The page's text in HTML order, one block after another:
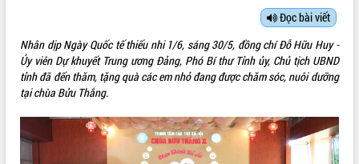
SỞ, BAN, NGÀNH
UBND CÁC XÃ, PHƯỜNG
THÔNG TIN CHỈ ĐẠO ĐIỀU HÀNH
HỆ THỐNG VĂN BẢN
Đọc bài viết
Nhân dịp Ngày Quốc tế thiếu nhi 1/6, sáng 30/5, đồng chí Đỗ Hữu Huy -
Ủy viên Dự khuyết Trung ương Đảng, Phó Bí thư Tỉnh ủy, Chủ tịch UBND
tỉnh đã đến thăm, tặng quà các em nhỏ đang được chăm sóc, nuôi dưỡng
tại chùa Bửu Thắng.